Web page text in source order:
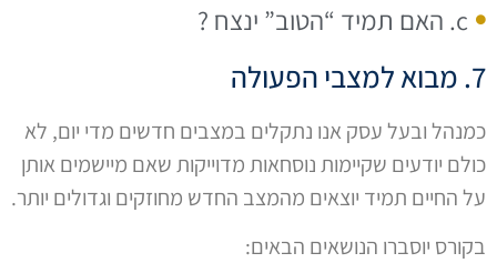
c. האם תמיד “הטוב” ינצח ?
7. מבוא למצבי הפעולה
כמנהל ובעל עסק אנו נתקלים במצבים חדשים מדי יום, לא
כולם יודעים שקיימות נוסחאות מדוייקות שאם מיישמים אותן
על החיים תמיד יוצאים מהמצב החדש מחוזקים וגדולים יותר.
בקורס יוסברו הנושאים הבאים: